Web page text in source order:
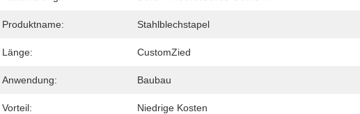
Produktname: Stahlblechstapel
Länge: CustomZied
Anwendung: Baubau
Vorteil: Niedrige Kosten